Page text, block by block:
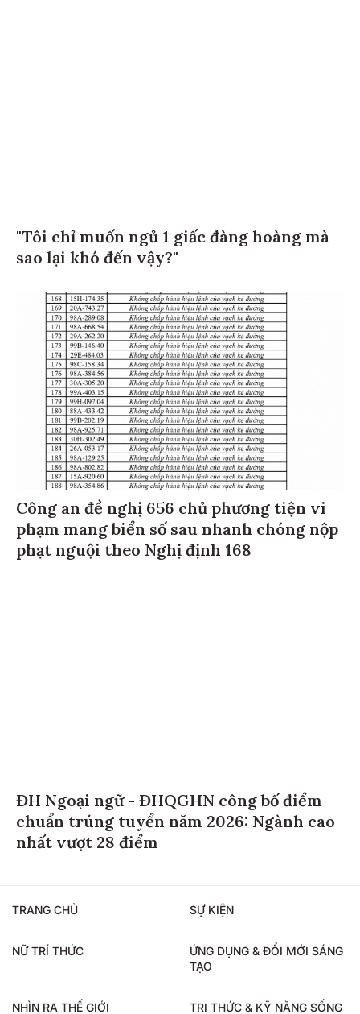
"Tôi chỉ muốn ngủ 1 giấc đàng hoàng mà
sao lại khó đến vậy?"
Công an đề nghị 656 chủ phương tiện vi
phạm mang biển số sau nhanh chóng nộp
phạt nguội theo Nghị định 168
ĐH Ngoại ngữ - ĐHQGHN công bố điểm
chuẩn trúng tuyển năm 2026: Ngành cao
nhất vượt 28 điểm
TRANG CHỦ SỰ KIỆN
NỮ TRÍ THỨC
ỨNG DỤNG & ĐỔI MỚI SÁNG
TẠO
NHÌN RA THẾ GIỚI TRI THỨC & KỸ NĂNG SỐNG